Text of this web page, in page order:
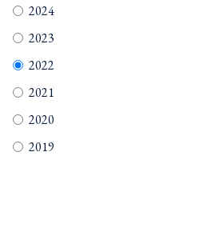
2024
2023
2022
2021
2020
2019